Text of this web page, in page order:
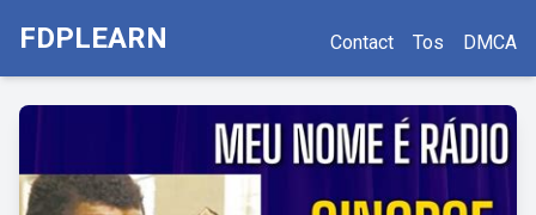
FDPLEARN Contact Tos DMCA